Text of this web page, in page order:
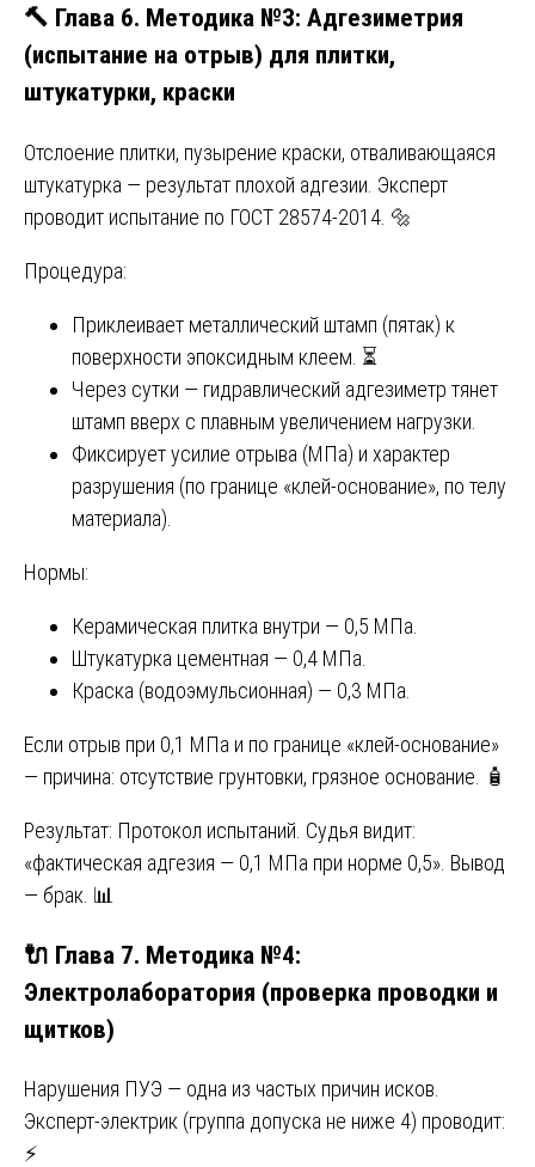
🔨 Глава 6. Методика №3: Адгезиметрия
(испытание на отрыв) для плитки,
штукатурки, краски
Отслоение плитки, пузырение краски, отваливающаяся
штукатурка — результат плохой адгезии. Эксперт
проводит испытание по ГОСТ 28574-2014. 🔩
Процедура:
Приклеивает металлический штамп (пятак) к
поверхности эпоксидным клеем. ⏳
Через сутки — гидравлический адгезиметр тянет
штамп вверх с плавным увеличением нагрузки.
Фиксирует усилие отрыва (МПа) и характер
разрушения (по границе «клей-основание», по телу
материала).
Нормы:
Керамическая плитка внутри — 0,5 МПа.
Штукатурка цементная — 0,4 МПа.
Краска (водоэмульсионная) — 0,3 МПа.
Если отрыв при 0,1 МПа и по границе «клей-основание»
— причина: отсутствие грунтовки, грязное основание. 🧴
Результат: Протокол испытаний. Судья видит:
«фактическая адгезия — 0,1 МПа при норме 0,5». Вывод
— брак. 📊
🔌 Глава 7. Методика №4:
Электролаборатория (проверка проводки и
щитков)
Нарушения ПУЭ — одна из частых причин исков.
Эксперт-электрик (группа допуска не ниже 4) проводит:
⚡